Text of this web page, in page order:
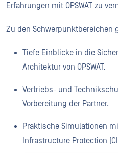
Erfahrungen mit OPSWAT zu
Zu den Schwerpunktbereichen
Tiefe Einblicke in die
Architektur von OPSWAT.
Vertriebs- und
Vorbereitung der Partner.
Praktische Simulationen
Infrastructure Protection